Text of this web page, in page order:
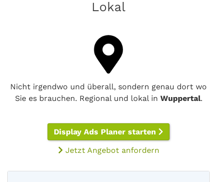
Lokal
Nicht irgendwo und überall, sondern genau dort wo
Sie es brauchen. Regional und lokal in Wuppertal.
Display Ads Planer starten
Jetzt Angebot anfordern